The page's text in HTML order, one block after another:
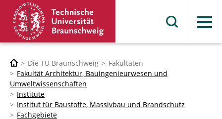
Menü
Die TU Braunschweig
Fakultäten
Fakultät Architektur, Bauingenieurwesen und
Umweltwissenschaften
Institute
Institut für Baustoffe, Massivbau und Brandschutz
Fachgebiete